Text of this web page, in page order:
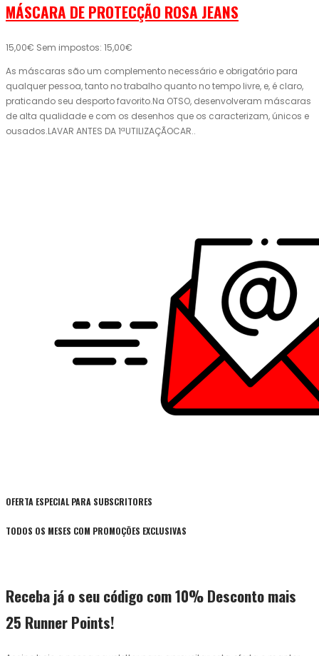
MÁSCARA DE PROTECÇÃO ROSA JEANS
15,00€ Sem impostos: 15,00€
As máscaras são um complemento necessário e obrigatório para
qualquer pessoa, tanto no trabalho quanto no tempo livre, e, é claro,
praticando seu desporto favorito.Na OTSO, desenvolveram máscaras
de alta qualidade e com os desenhos que os caracterizam, únicos e
ousados.LAVAR ANTES DA 1ªUTILIZAÇÃOCAR..
OFERTA ESPECIAL PARA SUBSCRITORES
TODOS OS MESES COM PROMOÇÕES EXCLUSIVAS
Receba já o seu código com 10% Desconto mais
25 Runner Points!